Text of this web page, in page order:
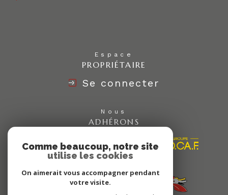
Espace
PROPRIÉTAIRE
Se connecter
Nous
ADHÉRONS
Comme beaucoup, notre site
utilise les cookies
On aimerait vous accompagner pendant
votre visite.